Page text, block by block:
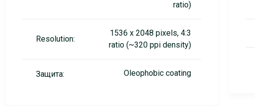
ratio)
Resolution:
1536 x 2048 pixels, 4:3
ratio (~320 ppi density)
Защита: Oleophobic coating